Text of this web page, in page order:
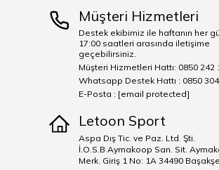
Müşteri Hizmetleri
Destek ekibimiz ile haftanın her
17:00 saatleri arasında iletişime
geçebilirsiniz.
Müşteri Hizmetleri Hattı: 0850 242
Whatsapp Destek Hattı : 0850
E-Posta : [email protected]
Letoon Sport
Aspa Dış Tic. ve Paz. Ltd. Şti.
İ.O.S.B Aymakoop San. Sit.
Merk. Giriş 1 No: 1A 34490